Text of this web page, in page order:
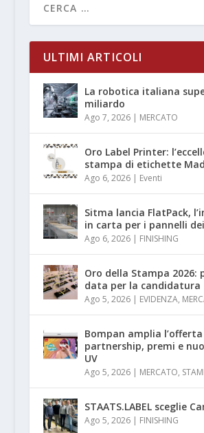
ULTIMI ARTICOLI
La robotica italiana
miliardo
Ago 7, 2026| MERCATO
Oro Label Printer:
stampa di etichette
Ago 6, 2026| Eventi
Sitma lancia FlatPack,
in carta per i pannelli
Ago 6, 2026| FINISHING
Oro della Stampa 2026:
data per la candidatura
Ago 5, 2026| EVIDENZA,
Bompan amplia
partnership, premi e
UV
Ago 5, 2026| MERCATO,
STAATS.LABEL sceglie
Ago 5, 2026| FINISHING